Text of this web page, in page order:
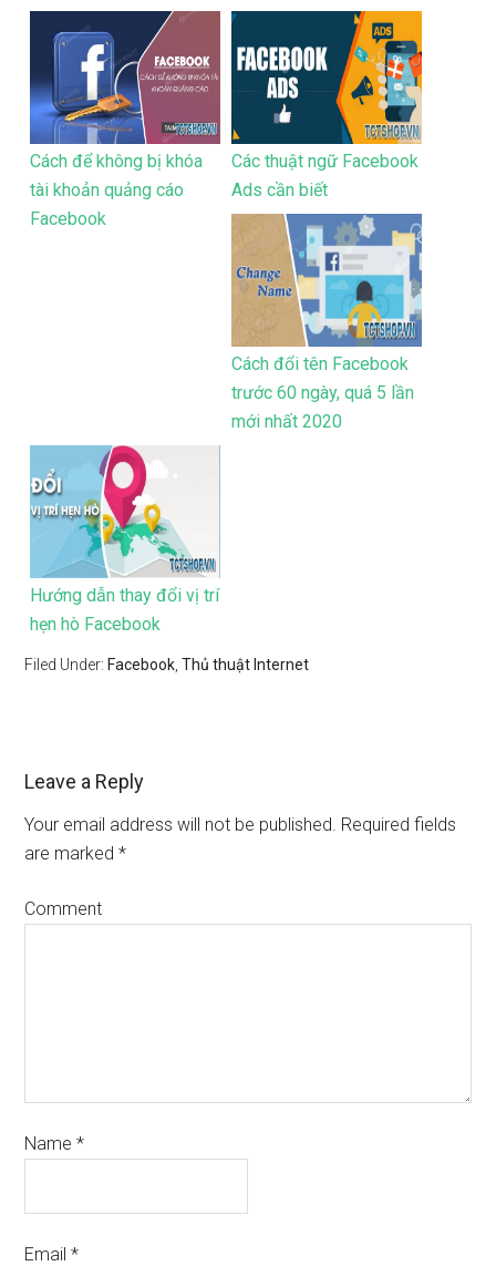
Cách để không bị khóa
tài khoản quảng cáo
Facebook
Các thuật ngữ Facebook
Ads cần biết
Cách đổi tên Facebook
trước 60 ngày, quá 5 lần
mới nhất 2020
Hướng dẫn thay đổi vị trí
hẹn hò Facebook
Filed Under: Facebook ,Thủ thuật Internet
Leave a Reply
Your email address will not be published. Required fields
are marked*
Comment
Name*
Email*